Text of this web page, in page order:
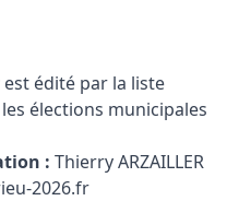
est édité par la liste
élections municipales
: Thierry ARZAILLER
2026.fr